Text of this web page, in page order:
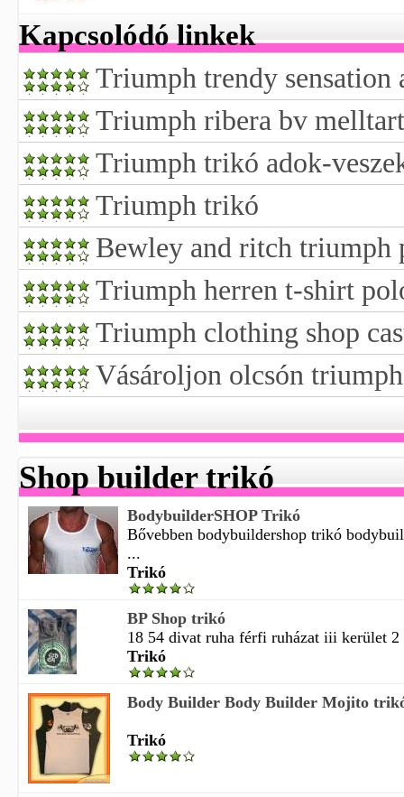
Kapcsolódó linkek
Triumph trendy
Triumph ribera bv
Triumph trikó adok-
Triumph trikó
Bewley and ritch triumph
Triumph herren t-shirt
Triumph clothing shop
Vásároljon olcsón
Shop builder trikó
BodybuilderSHOP Trikó
Bővebben bodybuildershop trikó
...
Trikó
BP Shop trikó
18 54 divat ruha férfi ruházat iii kerület 2
Trikó
Body Builder Body Builder Mojito
Trikó